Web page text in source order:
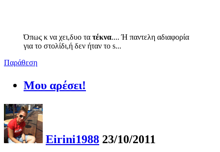
Όπως κ να χει,δυο τα τέκνα.... Ή παντελη αδιαφορία
για το στολίδι,ή δεν ήταν το s...
Παράθεση
Μου αρέσει!
Eirini1988 23/10/2011